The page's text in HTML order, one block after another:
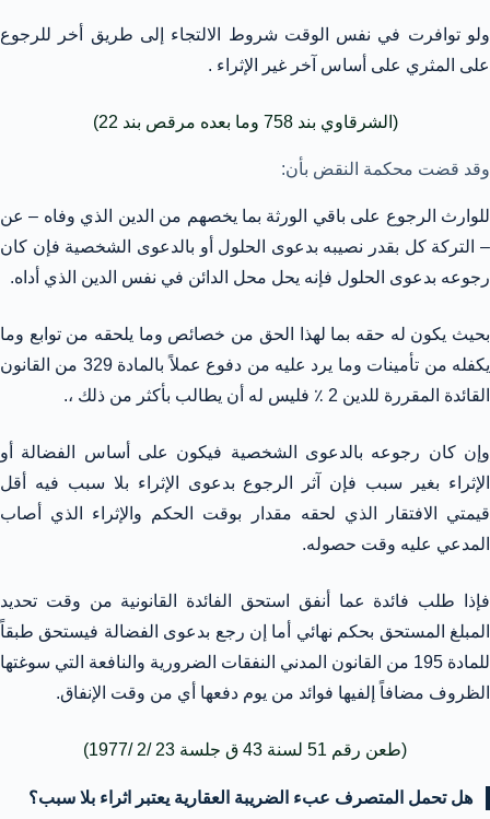
ولو توافرت في نفس الوقت شروط الالتجاء إلى طريق أخر للرجوع
على المثري على أساس آخر غير الإثراء .
(الشرقاوي بند 758 وما بعده مرقص بند 22)
وقد قضت محكمة النقض بأن:
للوارث الرجوع على باقي الورثة بما يخصهم من الدين الذي وفاه – عن
– التركة كل بقدر نصيبه بدعوى الحلول أو بالدعوى الشخصية فإن كان
رجوعه بدعوى الحلول فإنه يحل محل الدائن في نفس الدين الذي أداه.
بحيث يكون له حقه بما لهذا الحق من خصائص وما يلحقه من توابع وما
يكفله من تأمينات وما يرد عليه من دفوع عملاً بالمادة 329 من القانون
القائدة المقررة للدين 2 ٪ فليس له أن يطالب بأكثر من ذلك ،.
وإن كان رجوعه بالدعوى الشخصية فيكون على أساس الفضالة أو
الإثراء بغير سبب فإن آثر الرجوع بدعوى الإثراء بلا سبب فيه أقل
قيمتي الافتقار الذي لحقه مقدار بوقت الحكم والإثراء الذي أصاب
المدعي عليه وقت حصوله.
فإذا طلب فائدة عما أنفق استحق الفائدة القانونية من وقت تحديد
المبلغ المستحق بحكم نهائي أما إن رجع بدعوى الفضالة فيستحق طبقاً
للمادة 195 من القانون المدني النفقات الضرورية والنافعة التي سوغتها
الظروف مضافاً إلفيها فوائد من يوم دفعها أي من وقت الإنفاق.
(طعن رقم 51 لسنة 43 ق جلسة 23 /2 /1977)
هل تحمل المتصرف عبء الضريبة العقارية يعتبر اثراء بلا سبب؟